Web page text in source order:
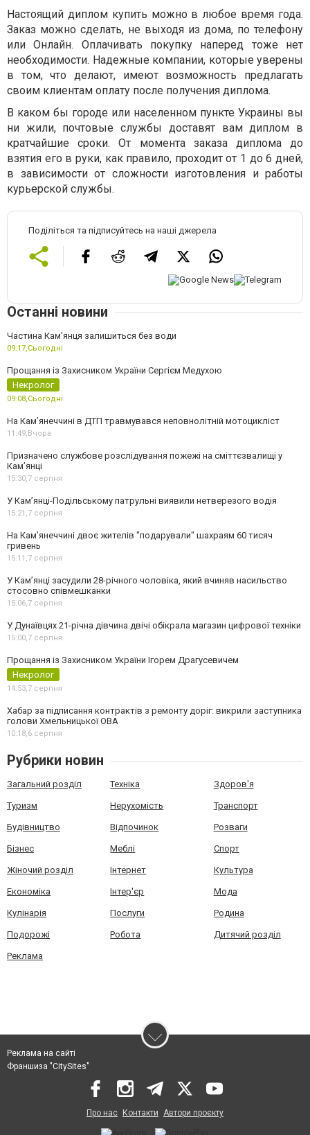
Настоящий диплом купить можно в любое время года.
Заказ можно сделать, не выходя из дома, по телефону
или Онлайн. Оплачивать покупку наперед тоже нет
необходимости. Надежные компании, которые уверены
в том, что делают, имеют возможность предлагать
своим клиентам оплату после получения диплома.
В каком бы городе или населенном пункте Украины вы
ни жили, почтовые службы доставят вам диплом в
кратчайшие сроки. От момента заказа диплома до
взятия его в руки, как правило, проходит от 1 до 6 дней,
в зависимости от сложности изготовления и работы
курьерской службы.
Поділіться та підписуйтесь на наші джерела
Останні новини
Частина Кам'янця залишиться без води
09:17,Сьогодні
Прощання із Захисником України Сергієм Медухою
Некролог
09:08,Сьогодні
На Кам’янеччині в ДТП травмувався неповнолітній мотоцикліст
11:49,Вчора
Призначено службове розслідування пожежі на сміттєзвалищі у
Кам’янці
15:30,7 серпня
У Кам’янці-Подільському патрульні виявили нетверезого водія
15:21,7 серпня
На Камʼянеччині двоє жителів "подарували" шахраям 60 тисяч
гривень
15:11,7 серпня
У Камʼянці засудили 28-річного чоловіка, який вчиняв насильство
стосовно співмешканки
15:06,7 серпня
У Дунаївцях 21-річна дівчина двічі обікрала магазин цифрової техніки
15:00,7 серпня
Прощання із Захисником України Ігорем Драгусевичем
Некролог
14:53,7 серпня
Хабар за підписання контрактів з ремонту доріг: викрили заступника
голови Хмельницької ОВА
10:18,6 серпня
Рубрики новин
Загальний розділ Техніка Здоров'я
Туризм Нерухомість Транспорт
Будівництво Відпочинок Розваги
Бізнес Меблі Спорт
Жіночий розділ Інтернет Культура
Економіка Інтер'єр Мода
Кулінарія Послуги Родина
Подорожі Робота Дитячий розділ
Реклама
Реклама на сайті
Франшиза "CitySites"
Про нас Контакти Автори проєкту